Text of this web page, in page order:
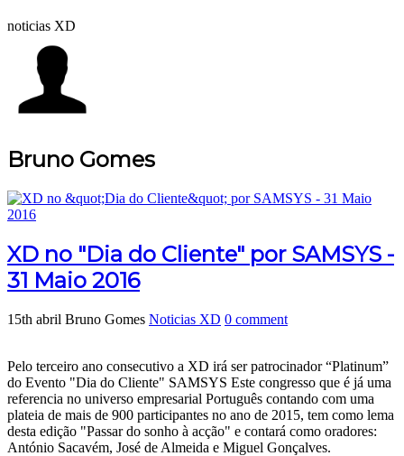
noticias XD
Bruno Gomes
XD no "Dia do Cliente" por SAMSYS -
31 Maio 2016
15th abril Bruno Gomes Noticias XD 0 comment
Pelo terceiro ano consecutivo a XD irá ser patrocinador “Platinum”
do Evento "Dia do Cliente" SAMSYS Este congresso que é já uma
referencia no universo empresarial Português contando com uma
plateia de mais de 900 participantes no ano de 2015, tem como lema
desta edição "Passar do sonho à acção" e contará como oradores:
António Sacavém, José de Almeida e Miguel Gonçalves.